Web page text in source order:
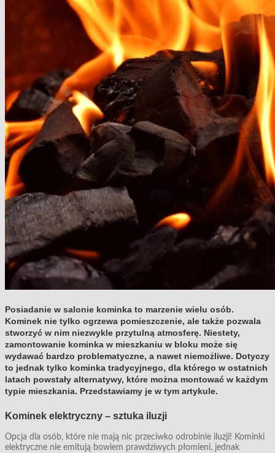
Posiadanie w salonie kominka to marzenie wielu osób.
Kominek nie tylko ogrzewa pomieszczenie, ale także pozwala
stworzyć w nim niezwykle przytulną atmosferę. Niestety,
zamontowanie kominka w mieszkaniu w bloku może się
wydawać bardzo problematyczne, a nawet niemożliwe. Dotyczy
to jednak tylko kominka tradycyjnego, dla którego w ostatnich
latach powstały alternatywy, które można montować w każdym
typie mieszkania. Przedstawiamy je w tym artykule.
Kominek elektryczny – sztuka iluzji
Opcja dla osób, które nie mają nic przeciwko odrobinie iluzji! Kominki
elektryczne nie emitują bowiem prawdziwych płomieni, jednak